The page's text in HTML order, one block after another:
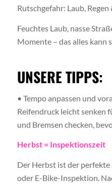
Rutschgefahr: Laub, Regen
Feuchtes Laub, nasse
Momente – das alles kann
UNSERE TIPPS:
• Tempo anpassen und
Reifendruck leicht senken
und Bremsen checken,
Herbst = Inspektionszeit
Der Herbst ist der
oder E-Bike-Inspektion.